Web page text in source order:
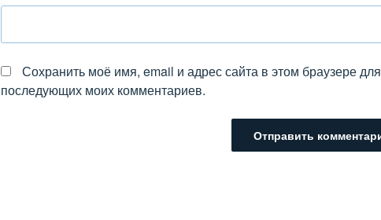
Сохранить моё имя, email и адрес сайта в этом браузере для
последующих моих комментариев.